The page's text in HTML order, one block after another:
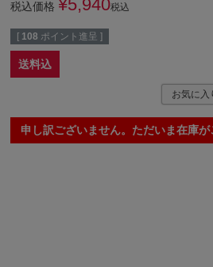
税込価格 ¥5,940税込
[ 108 ポイント進呈 ]
送料込
お気に入
申し訳ございません。ただいま在庫が